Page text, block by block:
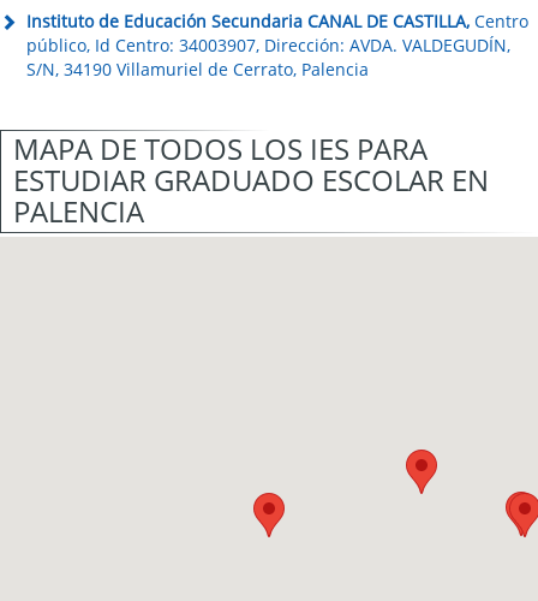
Instituto de Educación Secundaria CANAL DE CASTILLA, Centro
público, Id Centro: 34003907, Dirección: AVDA. VALDEGUDÍN,
S/N, 34190 Villamuriel de Cerrato, Palencia
MAPA DE TODOS LOS IES PARA
ESTUDIAR GRADUADO ESCOLAR EN
PALENCIA